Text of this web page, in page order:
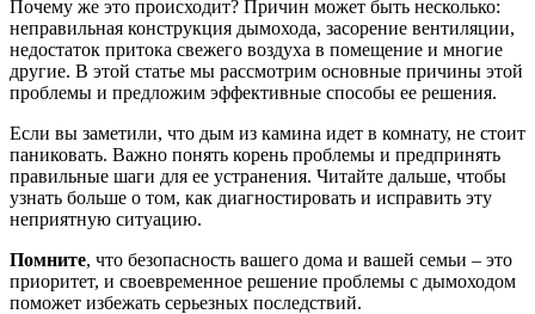
Почему же это происходит? Причин может быть несколько:
неправильная конструкция дымохода, засорение вентиляции,
недостаток притока свежего воздуха в помещение и многие
другие. В этой статье мы рассмотрим основные причины этой
проблемы и предложим эффективные способы ее решения.
Если вы заметили, что дым из камина идет в комнату, не стоит
паниковать. Важно понять корень проблемы и предпринять
правильные шаги для ее устранения. Читайте дальше, чтобы
узнать больше о том, как диагностировать и исправить эту
неприятную ситуацию.
Помните, что безопасность вашего дома и вашей семьи – это
приоритет, и своевременное решение проблемы с дымоходом
поможет избежать серьезных последствий.